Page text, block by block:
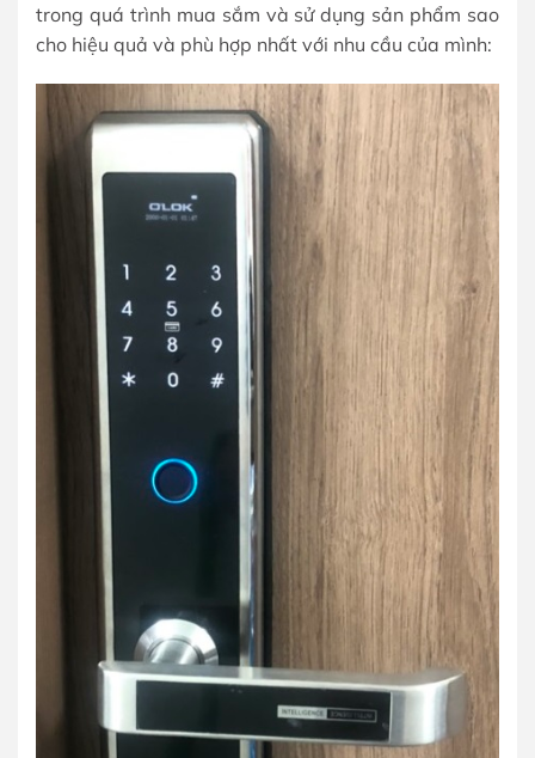
trong quá trình mua sắm và sử dụng sản phẩm sao
cho hiệu quả và phù hợp nhất với nhu cầu của mình: